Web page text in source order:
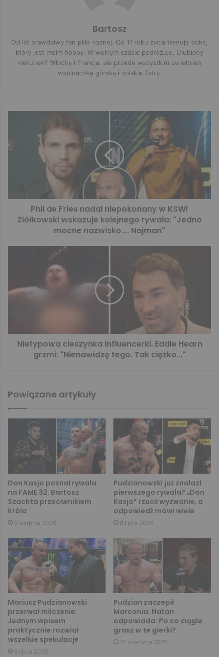
Bartosz
Od lat prawdziwy fan piłki nożnej. Od 11 roku życia trenuję boks,
który jest moim hobby. W wolnym czasie podróżuje. Ulubiony
kierunek? Włochy i Francja, ale przede wszystkim uwielbiam
wspinaczkę górską i polskie Tatry.
Phil de Fries nadal niepokonany w KSW!
Ziółkowski wskazuje kolejnego rywala: "Jedno
mocne nazwisko.... Najman"
Nietypowa cieszynka influencerki. Eddie Hearn
grzmi: "Nienawidzę tego. Tak ciężko..."
Powiązane artykuły
Don Kasjo poznał rywala
na FAME 32. Bartosz
Szachta przeciwnikiem
Króla
6 sierpnia 2026
Pudzianowski już znalazł
pierwszego rywala? „Don
Kasjo” rzucił wyzwanie, a
odpowiedź mówi wiele
8 lipca 2026
Mariusz Pudzianowski
przerwał milczenie.
Jednym wpisem
praktycznie rozwiał
wszelkie spekulacje
8 lipca 2026
Pudzian zaczepił
Marconia. Natan
odpowiada: Po co ciągle
grasz w te gierki?
22 czerwca 2026